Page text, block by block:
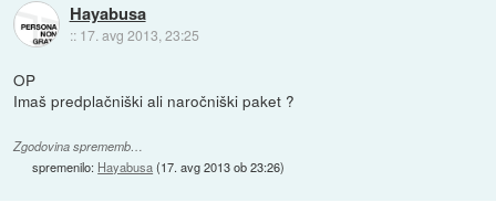
Hayabusa
:: 17. avg 2013, 23:25
OP
Imaš predplačniški ali naročniški paket ?
Zgodovina sprememb…
spremenilo: Hayabusa(17. avg 2013 ob 23:26)